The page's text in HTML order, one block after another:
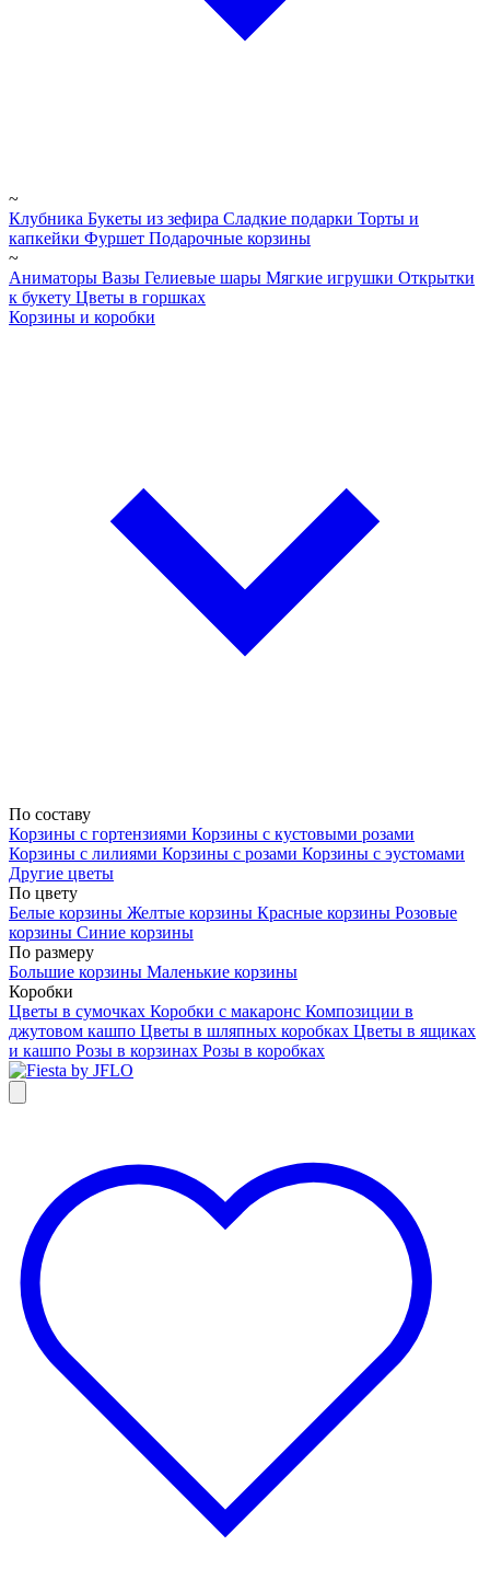
~
Клубника Букеты из зефира Сладкие подарки Торты и
капкейки Фуршет Подарочные корзины
~
Аниматоры Вазы Гелиевые шары Мягкие игрушки Открытки
к букету Цветы в горшках
Корзины и коробки
По составу
Корзины с гортензиями Корзины с кустовыми розами
Корзины с лилиями Корзины с розами Корзины с эустомами
Другие цветы
По цвету
Белые корзины Желтые корзины Красные корзины Розовые
корзины Синие корзины
По размеру
Большие корзины Маленькие корзины
Коробки
Цветы в сумочках Коробки с макаронс Композиции в
джутовом кашпо Цветы в шляпных коробках Цветы в ящиках
и кашпо Розы в корзинах Розы в коробках